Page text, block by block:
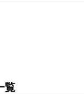
覧